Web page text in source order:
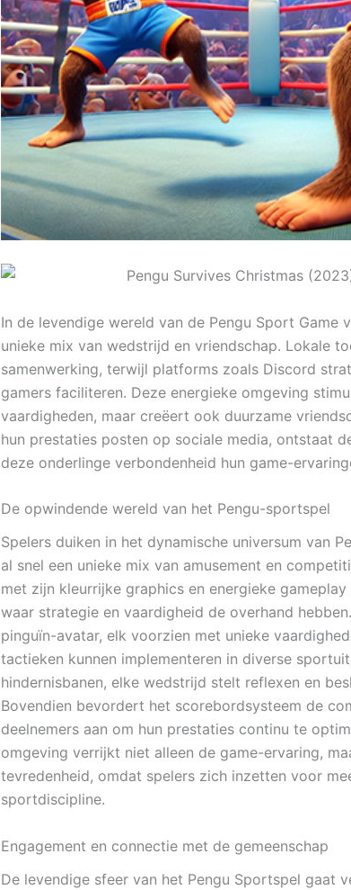
In de levendige wereld van de Pengu Sport Game
unieke mix van wedstrijd en vriendschap. Lokale
samenwerking, terwijl platforms zoals Discord
gamers faciliteren. Deze energieke omgeving
vaardigheden, maar creëert ook duurzame
hun prestaties posten op sociale media, ontstaat
deze onderlinge verbondenheid hun game-
De opwindende wereld van het Pengu-sportspel
Spelers duiken in het dynamische universum van
al snel een unieke mix van amusement en
met zijn kleurrijke graphics en energieke
waar strategie en vaardigheid de overhand
pinguïn-avatar, elk voorzien met unieke
tactieken kunnen implementeren in diverse
hindernisbanen, elke wedstrijd stelt reflexen en
Bovendien bevordert het scorebordsysteem de
deelnemers aan om hun prestaties continu te
omgeving verrijkt niet alleen de game-ervaring,
tevredenheid, omdat spelers zich inzetten voor
sportdiscipline.
Engagement en connectie met de gemeenschap
De levendige sfeer van het Pengu Sportspel gaat